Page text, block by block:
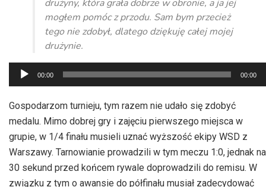
drużyny, która grała dobrze w obronie, a ja jej
mogłem pomóc z przodu. Sam bym przecież
tego nie zdobył, dlatego dziękuję całej mojej
drużynie.
Odtwarzacz
plików
dźwiękowych
00:00 00:00
Gospodarzom turnieju, tym razem nie udało się zdobyć
medalu. Mimo dobrej gry i zajęciu pierwszego miejsca w
grupie, w 1/4 finału musieli uznać wyższość ekipy WSD z
Warszawy. Tarnowianie prowadzili w tym meczu 1:0, jednak na
30 sekund przed końcem rywale doprowadzili do remisu. W
związku z tym o awansie do półfinału musiał zadecydować